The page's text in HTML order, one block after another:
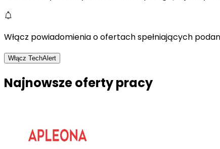
Włącz powiadomienia o ofertach spełniających
Włącz TechAlert
Najnowsze oferty pracy